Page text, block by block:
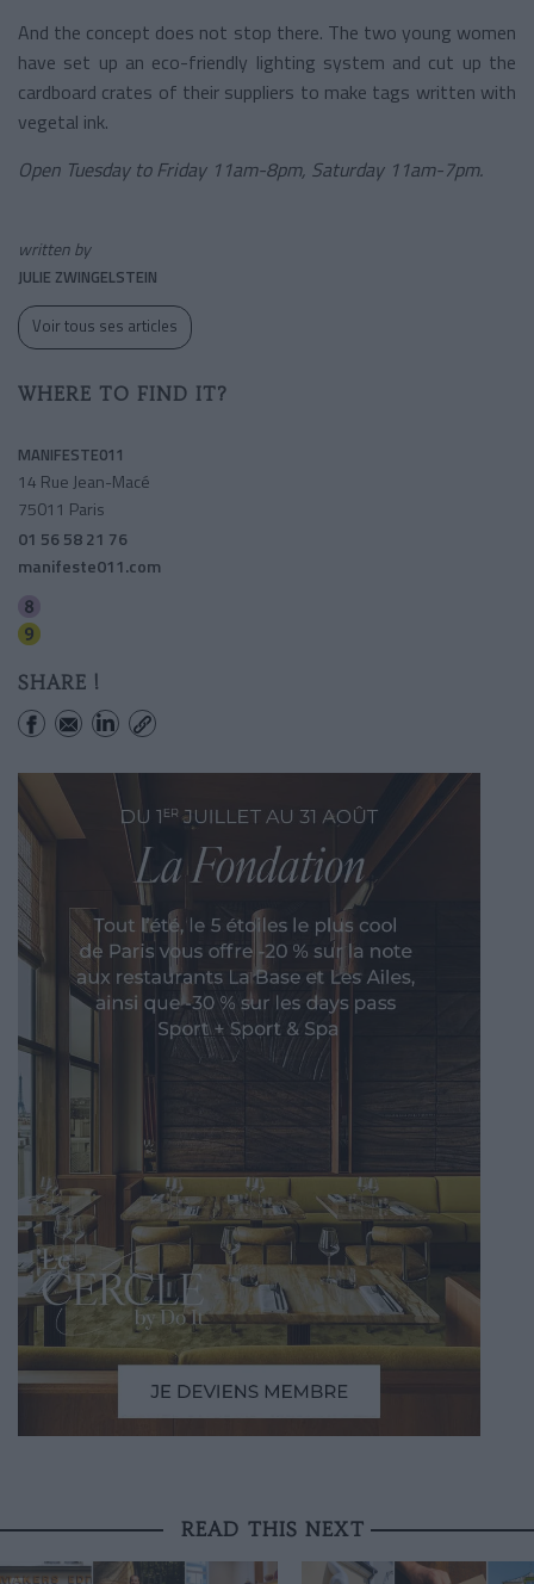
And the concept does not stop there. The two young women
have set up an eco-friendly lighting system and cut up the
cardboard crates of their suppliers to make tags written with
vegetal ink.
Open Tuesday to Friday 11am-8pm, Saturday 11am-7pm.
written by
JULIE ZWINGELSTEIN
Voir tous ses articles
WHERE TO FIND IT?
MANIFESTE011
14 Rue Jean-Macé
75011 Paris
01 56 58 21 76
manifeste011.com
SHARE !
READ THIS NEXT